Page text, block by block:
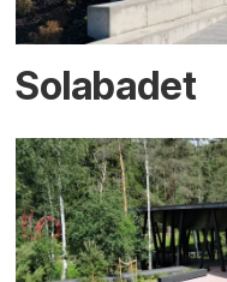
Solabadet